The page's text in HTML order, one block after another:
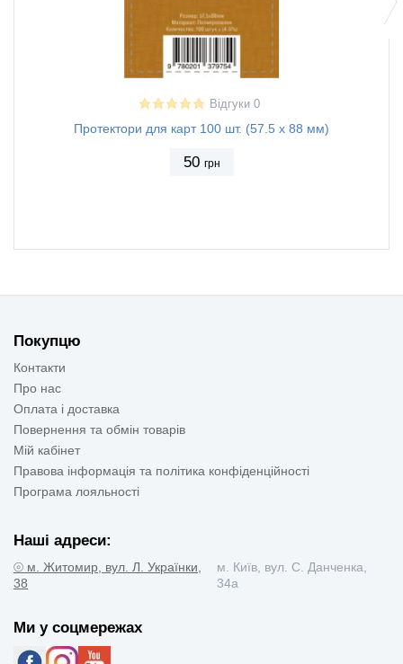
Відгуки 0
Протектори для карт 100 шт. (57.5 х 88 мм)
50 грн
Покупцю
Контакти
Про нас
Оплата і доставка
Повернення та обмін товарів
Мій кабінет
Правова інформація та політика конфіденційності
Програма лояльності
Наші адреси:
⦾ м. Житомир, вул. Л. Українки,
38
м. Київ, вул. С. Данченка,
34а
Ми у соцмережах